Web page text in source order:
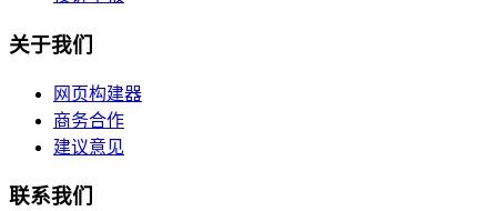
关于我们
网页构建器
商务合作
建议意见
联系我们